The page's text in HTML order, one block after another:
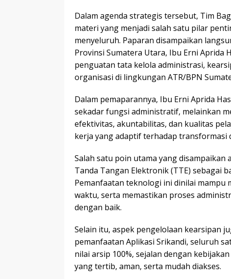
Dalam agenda strategis tersebut, Tim
materi yang menjadi salah satu pilar
menyeluruh. Paparan disampaikan
Provinsi Sumatera Utara, Ibu Erni Aprida
penguatan tata kelola administrasi,
organisasi di lingkungan ATR/BPN
Dalam pemaparannya, Ibu Erni Aprida
sekadar fungsi administratif, melainkan
efektivitas, akuntabilitas, dan kualitas
kerja yang adaptif terhadap transformasi
Salah satu poin utama yang disampaikan
Tanda Tangan Elektronik (TTE) sebagai
Pemanfaatan teknologi ini dinilai mampu
waktu, serta memastikan proses
dengan baik.
Selain itu, aspek pengelolaan kearsipan
pemanfaatan Aplikasi Srikandi, seluruh
nilai arsip 100%, sejalan dengan
yang tertib, aman, serta mudah diakses.